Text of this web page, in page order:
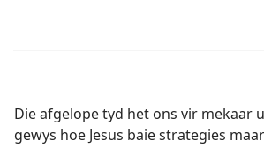
Die afgelope tyd het ons vir mekaar
gewys hoe Jesus baie strategies